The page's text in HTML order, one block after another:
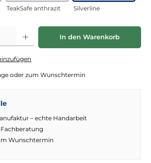
TeakSafe anthrazit Silverline
gewünschten Wert ein oder benutze die
In den Warenkorb
oder zum Wunschtermin
– echte Handarbeit
Wunschtermin